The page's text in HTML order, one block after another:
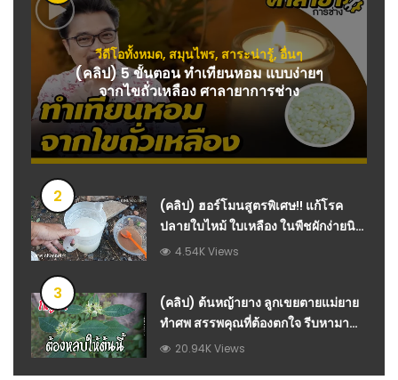
วีดีโอทั้งหมด, สมุนไพร, สาระน่ารู้,อื่นๆ
(คลิป) 5 ขั้นตอน ทำเทียนหอม แบบง่ายๆ
จากไขถั่วเหลือง ศาลายาการช่าง
2
(คลิป) ฮอร์โมนสูตรพิเศษ!! แก้โรค
ปลายใบไหม้ ใบเหลือง ในพืชผักง่ายนิด
เดียว ทำให้พืชโตเร็วแข็งแรง สาคู
4.54K Views
3
(คลิป) ต้นหญ้ายาง ลูกเขยตายแม่ยาย
ทำศพ สรรพคุณที่ต้องตกใจ รีบหามา
ปลูกด่วนเลย : สมุนไพร วีดีโอ เกษตร
20.94K Views